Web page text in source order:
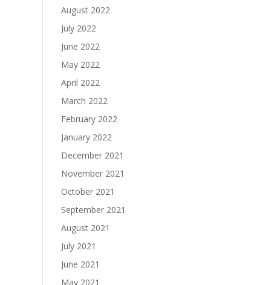
August 2022
July 2022
June 2022
May 2022
April 2022
March 2022
February 2022
January 2022
December 2021
November 2021
October 2021
September 2021
August 2021
July 2021
June 2021
May 2021